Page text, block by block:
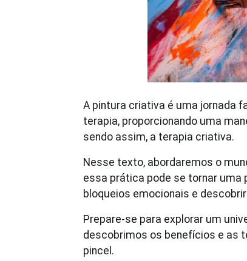
A pintura criativa é uma jornada
terapia, proporcionando uma
sendo assim, a terapia criativa.
Nesse texto, abordaremos o
essa prática pode se tornar
bloqueios emocionais e
Prepare-se para explorar um
descobrimos os benefícios e as
pincel.